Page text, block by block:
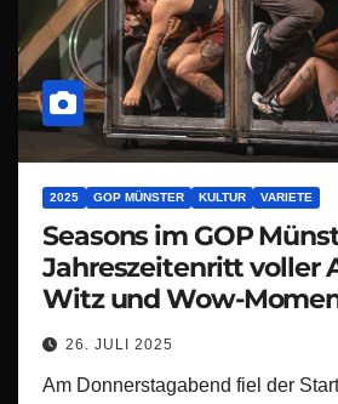
2025 GOP MÜNSTER KULTUR VARIETE
Seasons im GOP
Jahreszeitenritt voller
Witz und Wow-
26. JULI 2025
Am Donnerstagabend fiel der